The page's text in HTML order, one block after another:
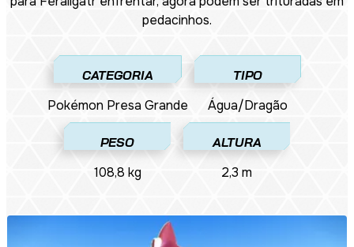
pedacinhos.
CATEGORIA
Pokémon Presa Grande
TIPO
Água/Dragão
PESO
108,8 kg
ALTURA
2,3 m